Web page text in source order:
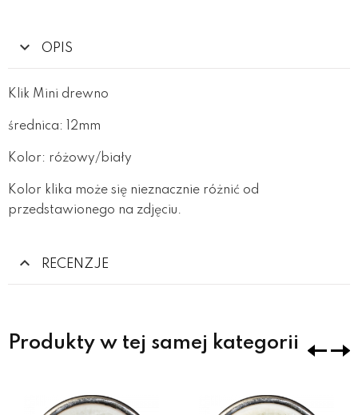
OPIS
Klik Mini drewno
średnica: 12mm
Kolor: różowy/biały
Kolor klika może się nieznacznie różnić od
przedstawionego na zdjęciu.
RECENZJE
Produkty w tej samej kategorii